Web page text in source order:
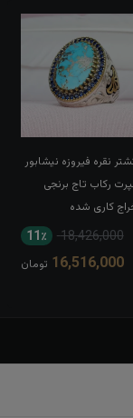
نقره فیروزه نیشابور
رکاب تاج برنجی
کاری شده
18,426,000 11٪
16,516,000 تومان